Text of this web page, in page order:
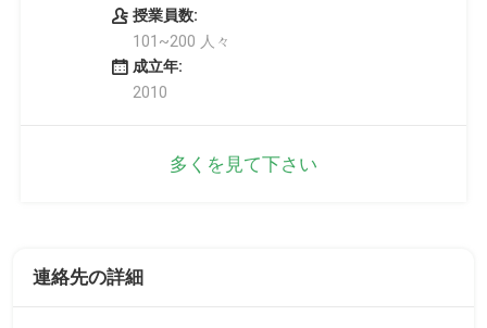
授業員数:
101~200 人々
成立年:
2010
多くを見て下さい
連絡先の詳細